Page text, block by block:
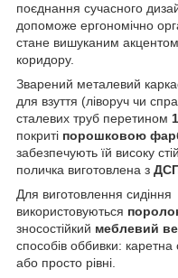
поєднання сучасного
допоможе ергономічно
стане вишуканим
коридору.
Зварений металевий
для взуття (ліворуч чи
сталевих труб перетином
покриті порошковою
забезпечують їй високу
поличка виготовлена з
Для виготовлення сидіння
використовуються
зносостійкий меблевий
способів оббивки: каретна
або просто рівні.